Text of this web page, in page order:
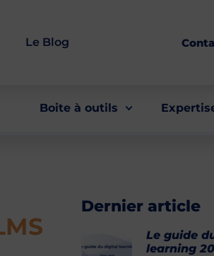
Le Blog
Boite à outils
Dernier article
Le guide
learning